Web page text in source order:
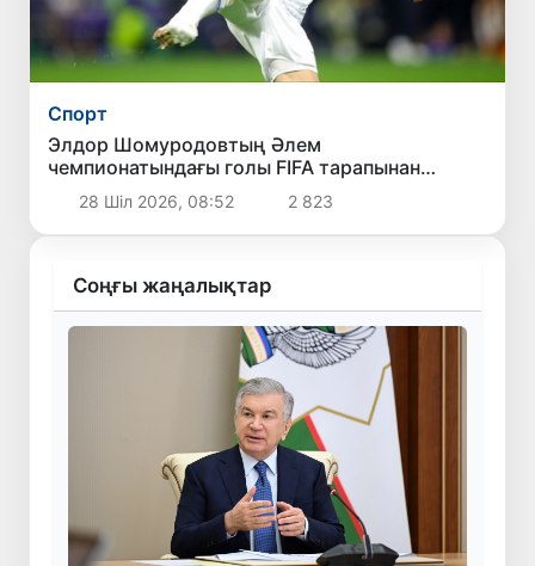
Спорт
Элдор Шомуродовтың Әлем
чемпионатындағы голы FIFA тарапынан
өткізілген «Турнирдің ең әдемі голы»
сауалнамасында екінші орынды иеледі
28 Шіл 2026, 08:52 2 823
Соңғы жаңалықтар